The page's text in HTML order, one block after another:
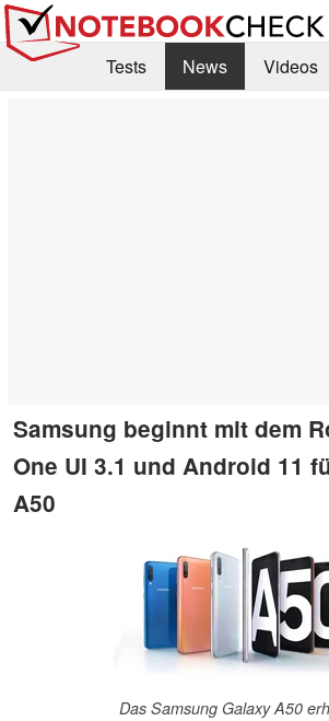
Tests News
Videos
Samsung beginnt mit dem
One UI 3.1 und Android 11
A50
Das Samsung Galaxy A50